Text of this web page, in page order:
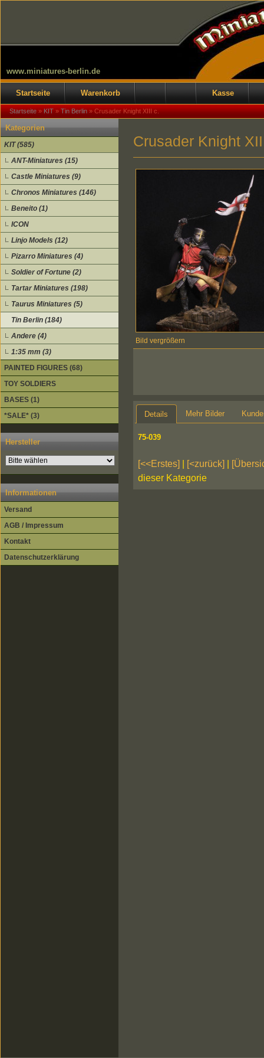
www.miniatures-berlin.de
Startseite Warenkorb Kasse
Startseite»KIT»Tin Berlin»Crusader Knight XIII c.
Kategorien
KIT (585)
ANT-Miniatures (15)
Castle Miniatures (9)
Chronos Miniatures (146)
Beneito (1)
ICON
Linjo Models (12)
Pizarro Miniatures (4)
Soldier of Fortune (2)
Tartar Miniatures (198)
Taurus Miniatures (5)
Tin Berlin (184)
Andere (4)
1:35 mm (3)
PAINTED FIGURES (68)
TOY SOLDIERS
BASES (1)
*SALE* (3)
Hersteller
Informationen
Versand
AGB / Impressum
Kontakt
Datenschutzerklärung
Crusader Knight
Bild vergrößern
Details Mehr Bilder
75-039
[<<Erstes] [<zurück]
dieser Kategorie